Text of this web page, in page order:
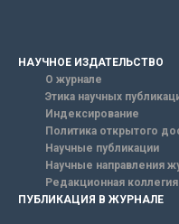
НАУЧНОЕ ИЗДАТЕЛЬСТВО
О журнале
Этика научных
Индексирование
Политика открытого
Научные публикации
Научные направления
Редакционная коллегия
ПУБЛИКАЦИЯ В ЖУРНАЛЕ